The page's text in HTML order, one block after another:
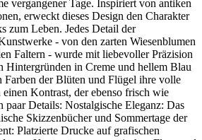
vergangener Tage. Inspiriert von antiken
erweckt dieses Design den Charakter
zum Leben. Jedes Detail der
- von den zarten Wiesenblumen
Faltern - wurde mit liebevoller Präzision
Hintergründen in Creme und hellem Blau
Farben der Blüten und Flügel ihre volle
Kontrast, der ebenso frisch wie
Details: Nostalgische Eleganz: Das
Skizzenbücher und Sommertage der
Platzierte Drucke auf grafischen